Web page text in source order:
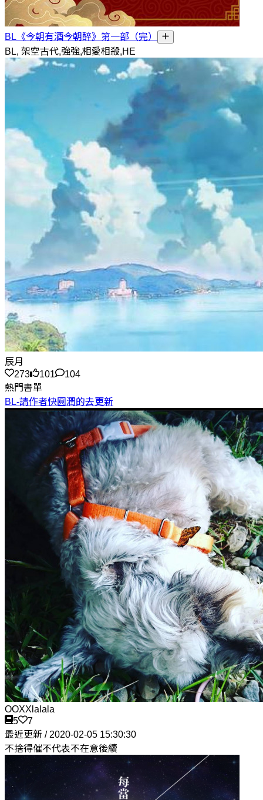
BL《今朝有酒今朝醉》第一部（完）
BL, 架空古代,強強,相愛相殺,HE
辰月
273
101
104
熱門書單
BL-請作者快圓潤的去更新
OOXXlalala
5
7
最近更新 / 2020-02-05 15:30:30
不捨得催不代表不在意後續